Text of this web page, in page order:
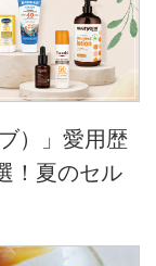
）」愛用歴
！夏のセル